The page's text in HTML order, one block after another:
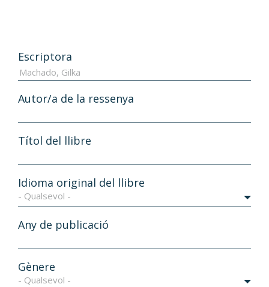
Escriptora
Autor/a de la ressenya
Títol del llibre
Idioma original del llibre
- Qualsevol -
Any de publicació
Gènere
- Qualsevol -